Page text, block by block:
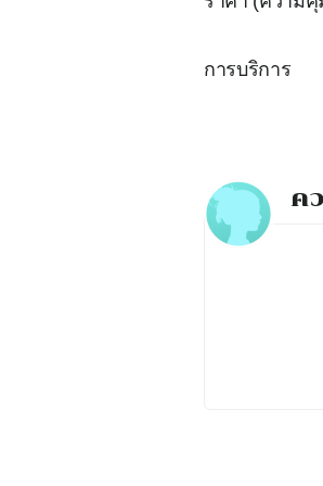
การบริการ
ค